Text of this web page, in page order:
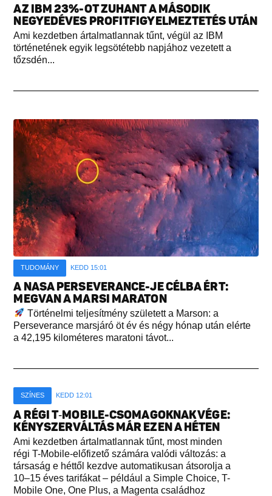
AZ IBM 23%-OT ZUHANT A MÁSODIK
NEGYEDÉVES PROFITFIGYELMEZTETÉS UTÁN
Ami kezdetben ártalmatlannak tűnt, végül az IBM
történetének egyik legsötétebb napjához vezetett a
tőzsdén...
TUDOMÁNY KEDD 15:01
A NASA PERSEVERANCE-JE CÉLBA ÉRT:
MEGVAN A MARSI MARATON
Történelmi teljesítmény született a Marson: a
Perseverance marsjáró öt év és négy hónap után elérte
a 42,195 kilométeres maratoni távot...
SZÍNES KEDD 12:01
A RÉGI T‑MOBILE-CSOMAGOKNAK VÉGE:
KÉNYSZERVÁLTÁS MÁR EZEN A HÉTEN
Ami kezdetben ártalmatlannak tűnt, most minden
régi T-Mobile-előfizető számára valódi változás: a
társaság e héttől kezdve automatikusan átsorolja a
10–15 éves tarifákat – például a Simple Choice, T-
Mobile One, One Plus, a Magenta családhoz